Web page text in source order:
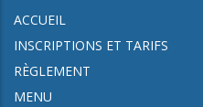
ACCUEIL
INSCRIPTIONS ET TARIFS
RÈGLEMENT
MENU